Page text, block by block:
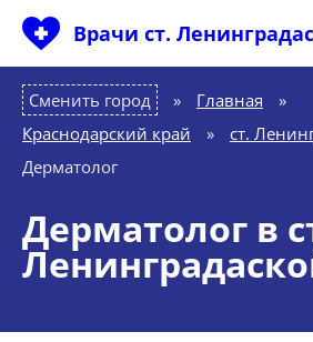
Врачи ст.
Сменить город Главная
»
Краснодарский край
» ст.
Дерматолог
Дерматолог в